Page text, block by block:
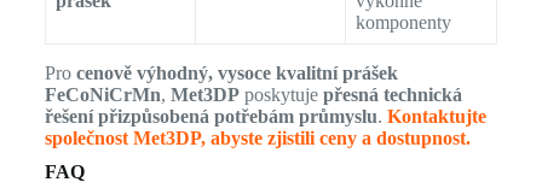
komponenty
Pro cenově výhodný, vysoce kvalitní prášek
FeCoNiCrMn, Met3DPposkytuje přesná technická
řešení přizpůsobená potřebám průmyslu. Kontaktujte
společnost Met3DP, abyste zjistili ceny a dostupnost.
FAQ